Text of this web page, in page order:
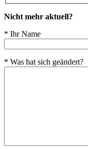
Nicht mehr aktuell?
* Ihr Name
* Was hat sich geändert?